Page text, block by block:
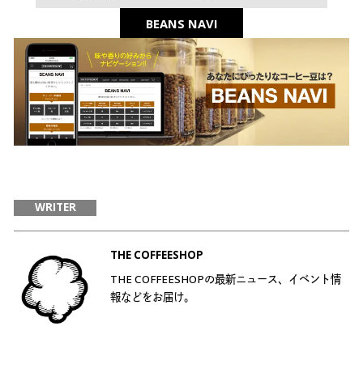
BEANS NAVI
WRITER
THE COFFEESHOP
THE COFFEESHOPの最新ニュース、イベント情
報などをお届け。